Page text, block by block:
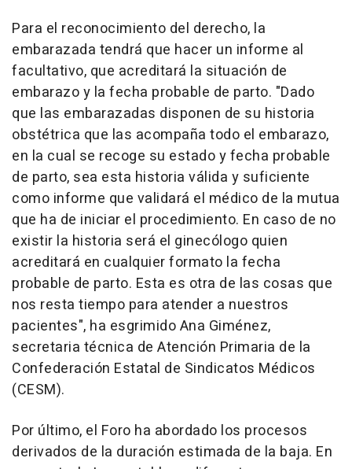
Para el reconocimiento del derecho, la
embarazada tendrá que hacer un informe al
facultativo, que acreditará la situación de
embarazo y la fecha probable de parto. "Dado
que las embarazadas disponen de su historia
obstétrica que las acompaña todo el embarazo,
en la cual se recoge su estado y fecha probable
de parto, sea esta historia válida y suficiente
como informe que validará el médico de la mutua
que ha de iniciar el procedimiento. En caso de no
existir la historia será el ginecólogo quien
acreditará en cualquier formato la fecha
probable de parto. Esta es otra de las cosas que
nos resta tiempo para atender a nuestros
pacientes", ha esgrimido Ana Giménez,
secretaria técnica de Atención Primaria de la
Confederación Estatal de Sindicatos Médicos
(CESM).
Por último, el Foro ha abordado los procesos
derivados de la duración estimada de la baja. En